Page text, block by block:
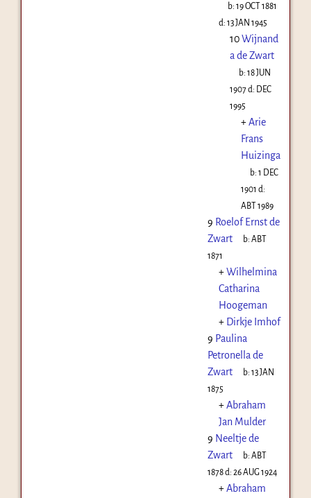
b:19 OCT 1881
d: 13 JAN 1945
10Wijnand
a de Zwart
b:18 JUN
1907d: DEC
1995
+Arie
Frans
Huizinga
b:1 DEC
1901 d:
ABT 1989
9 Roelof Ernst de
Zwart
b:ABT
1871
+Wilhelmina
Catharina
Hoogeman
+ Dirkje Imhof
9 Paulina
Petronella de
Zwart
b:13 JAN
1875
+Abraham
Jan Mulder
9 Neeltje de
Zwart
b:ABT
1878d: 26 AUG 1924
+Abraham